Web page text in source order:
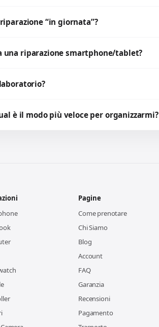
“in giornata”?
una riparazione smartphone/tablet?
è il modo più veloce per organizzarmi?
Pagine
Come prenotare
Chi Siamo
Blog
Account
FAQ
Garanzia
Recensioni
Pagamento